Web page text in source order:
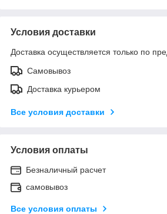
Условия доставки
Доставка осуществляется только по
Самовывоз
Доставка курьером
Все условия доставки
Условия оплаты
Безналичный расчет
самовывоз
Все условия оплаты